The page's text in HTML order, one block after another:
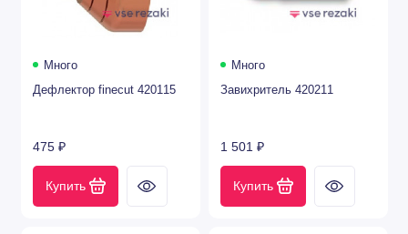
ESAB®
Lincoln Electric®
Panasonic® (p80/p160)
AJAN®
Много
Дефлектор finecut 420115
475 ₽
Купить
Много
Завихритель 420211
1 501 ₽
Купить